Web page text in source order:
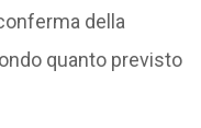
della
quanto previsto